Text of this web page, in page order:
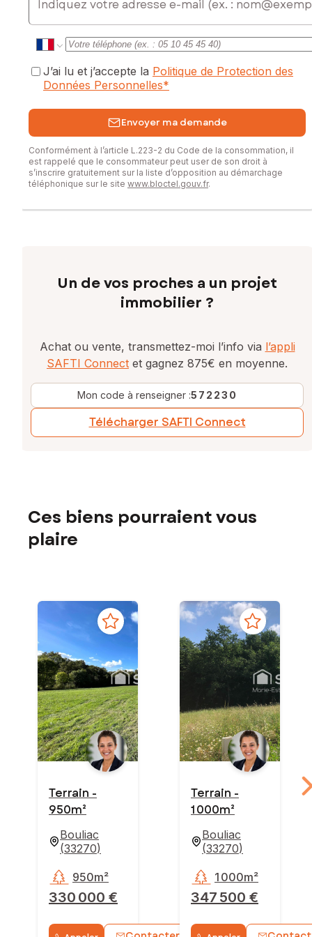
0658052501, E-mail : joachim.roux@safti.fr - EI - Agent
commercial immatriculé au RSAC de BORDEAUX sous le
numéro 490 405 321
J’ai lu et j’accepte la Politique de Protection des
Données Personnelles*
Envoyer ma demande
Conformément à l’article L.223-2 du Code de la consommation, il
est rappelé que le consommateur peut user de son droit à
s’inscrire gratuitement sur la liste d’opposition au démarchage
téléphonique sur le site www.bloctel.gouv.fr.
Un de vos proches a un projet
immobilier ?
Achat ou vente, transmettez-moi l’info via l’appli
SAFTI Connect et gagnez 875€ en moyenne.
Mon code à renseigner :572230
Télécharger SAFTI Connect
Ces biens pourraient vous
plaire
Terrain -
950m²
Bouliac
(33270)
330 000 €
950m²
Terrain -
1 000m²
Bouliac
(33270)
347 500 €
1 000m²